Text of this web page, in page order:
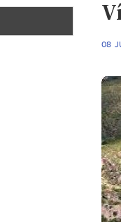
08